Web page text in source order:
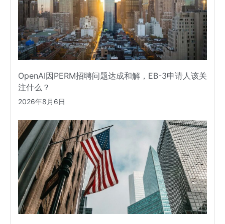
OpenAI因PERM招聘问题达成和解，EB-3申请人该关
注什么？
2026年8月6日